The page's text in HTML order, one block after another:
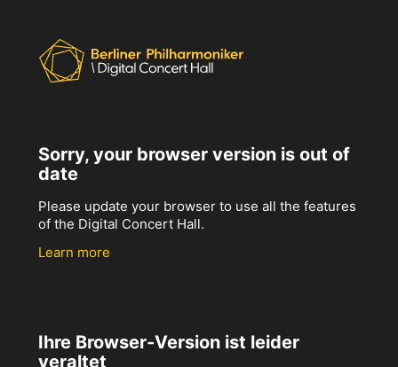
Sorry, your browser version is out of
date
Please update your browser to use all the features
of the Digital Concert Hall.
Learn more
Ihre Browser-Version ist leider
veraltet